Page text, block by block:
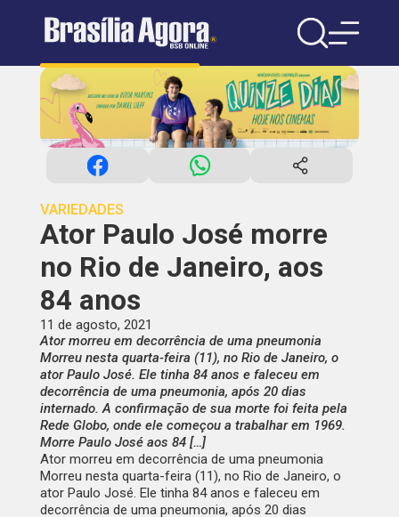
VARIEDADES
Ator Paulo José morre
no Rio de Janeiro, aos
84 anos
11 de agosto, 2021
Ator morreu em decorrência de uma pneumonia
Morreu nesta quarta-feira (11), no Rio de Janeiro, o
ator Paulo José. Ele tinha 84 anos e faleceu em
decorrência de uma pneumonia, após 20 dias
internado. A confirmação de sua morte foi feita pela
Rede Globo, onde ele começou a trabalhar em 1969.
Morre Paulo José aos 84 […]
Ator morreu em decorrência de uma pneumonia
Morreu nesta quarta-feira (11), no Rio de Janeiro, o
ator Paulo José. Ele tinha 84 anos e faleceu em
decorrência de uma pneumonia, após 20 dias